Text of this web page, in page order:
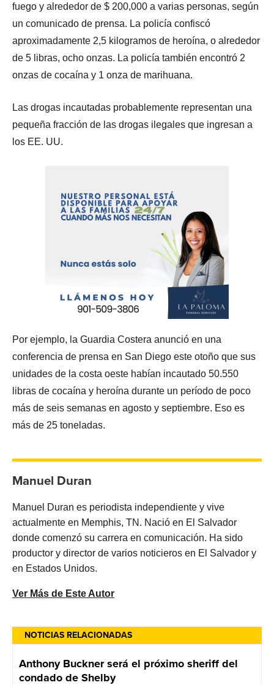
NOTICIAS RELACIONADAS
Anthony Buckner será el próximo sheriff del
condado de Shelby
fuego y alrededor de $ 200,000 a varias personas, según
un comunicado de prensa. La policía confiscó
aproximadamente 2,5 kilogramos de heroína, o alrededor
de 5 libras, ocho onzas. La policía también encontró 2
onzas de cocaína y 1 onza de marihuana.
Las drogas incautadas probablemente representan una
pequeña fracción de las drogas ilegales que ingresan a
los EE. UU.
Por ejemplo, la Guardia Costera anunció en una
conferencia de prensa en San Diego este otoño que sus
unidades de la costa oeste habían incautado 50.550
libras de cocaína y heroína durante un período de poco
más de seis semanas en agosto y septiembre. Eso es
más de 25 toneladas.
Manuel Duran
Manuel Duran es periodista independiente y vive
actualmente en Memphis, TN. Nació en El Salvador
donde comenzó su carrera en comunicación. Ha sido
productor y director de varios noticieros en El Salvador y
en Estados Unidos.
Ver Más de Este Autor